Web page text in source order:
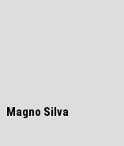
Magno Silva